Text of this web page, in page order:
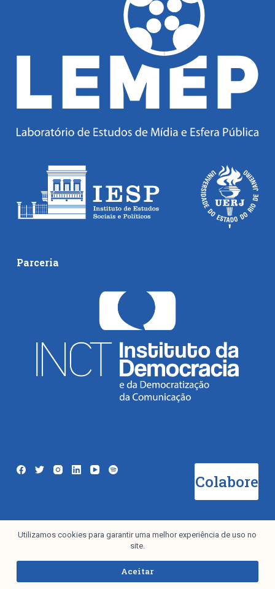
Parceria
Colabore
Utilizamos cookies para garantir uma melhor experiência de uso no
site.
Aceitar